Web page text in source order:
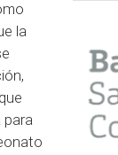
la
para